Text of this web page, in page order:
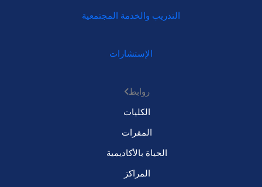
التدريب والخدمة المجتمعية
الإستشارات
روابط
الكليات
المقرات
الحياة بالأكاديمية
المراكز